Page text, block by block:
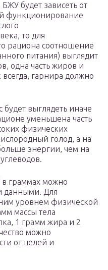
будет зависеть от
функционирование
то для
рациона соотношение
питания) выглядит
одна часть жиров и
всегда, гарнира должно
будет выглядеть иначе
уменьшена часть
физических
голод, а на
энергии, чем на
в граммах можно
данными. Для
уровнем физической
массы тела
1 грамм жира и 2
можно
от целей и